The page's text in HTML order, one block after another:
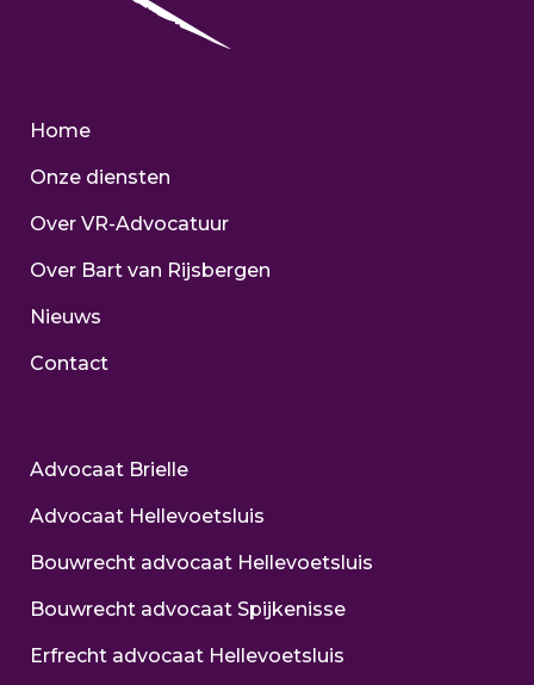
Home
Onze diensten
Over VR-Advocatuur
Over Bart van Rijsbergen
Nieuws
Contact
Advocaat Brielle
Advocaat Hellevoetsluis
Bouwrecht advocaat Hellevoetsluis
Bouwrecht advocaat Spijkenisse
Erfrecht advocaat Hellevoetsluis